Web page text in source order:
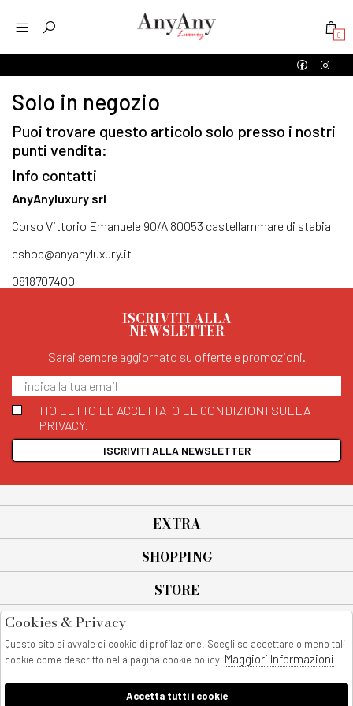
0
Solo in negozio
Puoi trovare questo articolo solo presso i nostri
punti vendita:
Info contatti
AnyAnyluxury srl
Corso Vittorio Emanuele 90/A 80053 castellammare di stabia
eshop@anyanyluxury.it
0818707400
ISCRIVITI ALLA
NEWSLETTER
Sarai sempre aggiornato su offerte e promozioni.
HO LETTO ED ACCETTATO LE CONDIZIONI SULLA
PRIVACY.
ISCRIVITI ALLA NEWSLETTER
EXTRA
SHOPPING
STORE
All rights reserved - © Copyright 2026
AnyAnyluxury srl - Sede Legale: Corso Vittorio Emanuele 90/A - 80053
castellammare di stabia - Italia
Cookies & Privacy
Questo sito si avvale di cookie di profilazione. Scegli se accettare o meno tali
cookie come descritto nella pagina cookie policy. Maggiori Informazioni
Accetta tutti i cookie